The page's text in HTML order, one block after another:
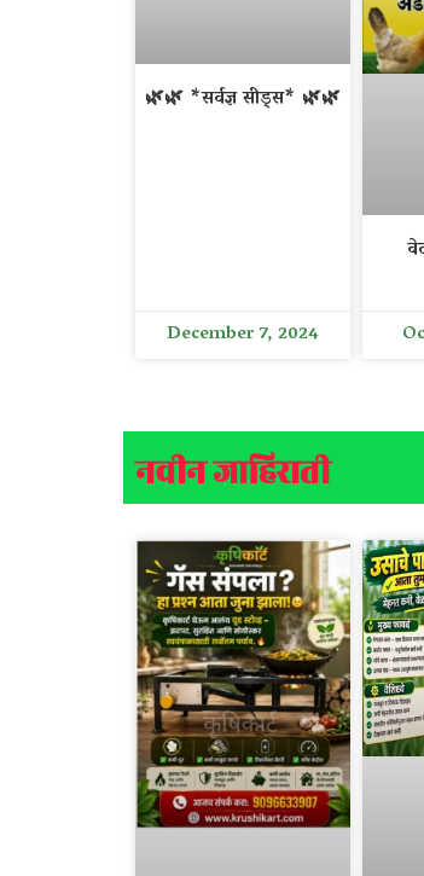
🌿🌿 *सर्वज्ञ सीड्स* 🌿🌿
December 7, 2024
नवीन जाहिराती